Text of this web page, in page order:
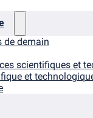
de demain
scientifiques et
et